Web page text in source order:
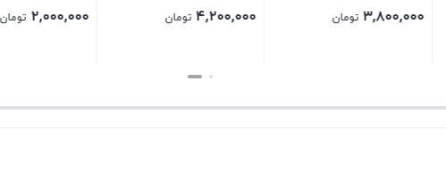
۳,۸۰۰,۰۰۰ تومان ۴,۲۰۰,۰۰۰ تومان ۲,۰۰۰,۰۰۰ تومان